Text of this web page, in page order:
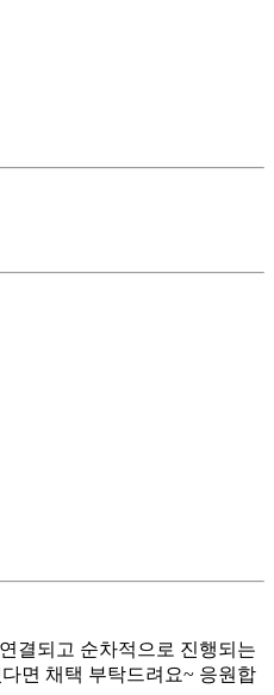
결되고 순차적으로 진행되는
면 채택 부탁드려요~ 응원합